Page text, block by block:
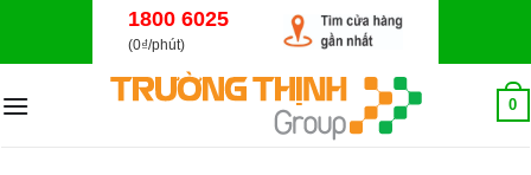
dung
1800 6025
(0₫/phút)
0